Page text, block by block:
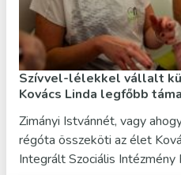
Szívvel-lélekkel vállalt
Kovács Linda legfőbb
Zimányi Istvánnét, vagy
régóta összeköti az élet
Integrált Szociális